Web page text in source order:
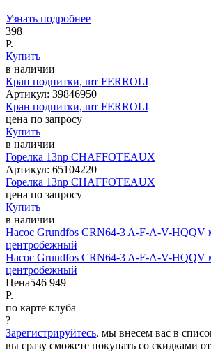
Узнать подробнее
398
Р.
Купить
в наличии
Кран подпитки, шт FERROLI
Артикул: 39846950
Кран подпитки, шт FERROLI
цена по запросу
Купить
в наличии
Горелка 13np CHAFFOTEAUX
Артикул: 65104220
Горелка 13np CHAFFOTEAUX
цена по запросу
Купить
в наличии
Насос Grundfos CRN64-3 A-F-A-V-HQQV
центробежный
Насос Grundfos CRN64-3 A-F-A-V-HQQV
центробежный
Цена546 949
Р.
по карте клуба
?
Зарегистрируйтесь, мы внесем вас в
вы сразу сможете покупать со скидками